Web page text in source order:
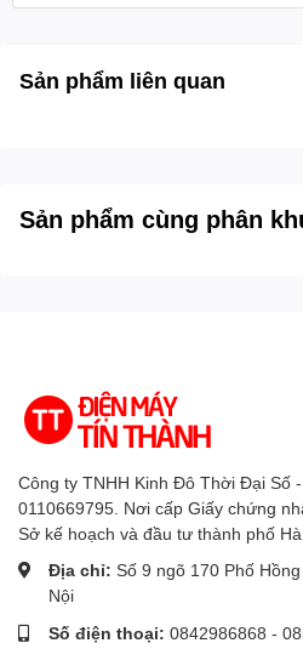
chắn, giúp tivi đứng vững, hạn
sử dụng. Bên cạnh đó, viền
đồng thời giúp tivi nhẹ hơn, dễ
đặt treo tường để tiết kiệm diện
Hình ảnh chỉ mang tính
Sản phẩm liên quan
Sản phẩm cùng phân
Công ty TNHH Kinh Đô Thời Đại Số
0110669795. Nơi cấp Giấy chứng
Sở kế hoạch và đầu tư thành phố Hà
Địa chỉ: Số 9 ngõ 170 Phố
Nội
Số điện thoại: 0842986868 -